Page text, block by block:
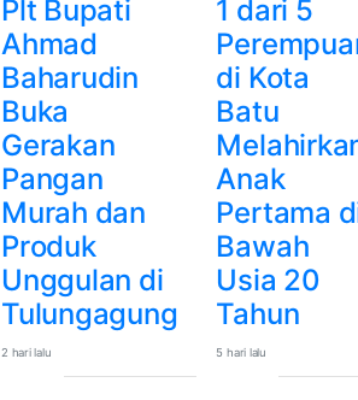
Plt Bupati
Ahmad
Baharudin
Buka
Gerakan
Pangan
Murah dan
Produk
Unggulan di
Tulungagung
2 hari lalu
1 dari 5
di Kota
Batu
Anak
Pertama
Bawah
Usia 20
Tahun
5 hari lalu